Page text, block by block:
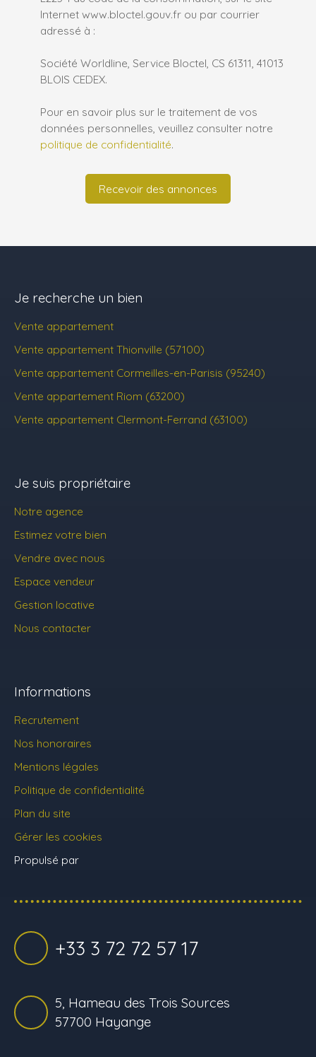
Internet www.bloctel.gouv.fr ou par courrier
adressé à :
Société Worldline, Service Bloctel, CS 61311, 41013
BLOIS CEDEX.
Pour en savoir plus sur le traitement de vos
données personnelles, veuillez consulter notre
politique de confidentialité.
Recevoir des annonces
Je recherche un bien
Vente appartement
Vente appartement Thionville (57100)
Vente appartement Cormeilles-en-Parisis (95240)
Vente appartement Riom (63200)
Vente appartement Clermont-Ferrand (63100)
Je suis propriétaire
Notre agence
Estimez votre bien
Vendre avec nous
Espace vendeur
Gestion locative
Nous contacter
Informations
Recrutement
Nos honoraires
Mentions légales
Politique de confidentialité
Plan du site
Gérer les cookies
Propulsé par
+33 3 72 72 57 17
5, Hameau des Trois Sources
57700 Hayange